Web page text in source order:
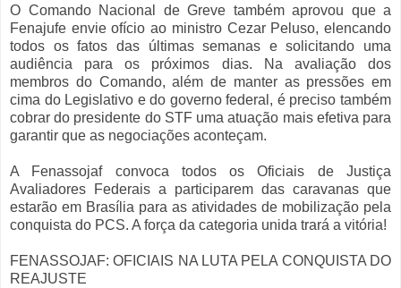
O Comando Nacional de Greve também aprovou que a
Fenajufe envie ofício ao ministro Cezar Peluso, elencando
todos os fatos das últimas semanas e solicitando uma
audiência para os próximos dias. Na avaliação dos
membros do Comando, além de manter as pressões em
cima do Legislativo e do governo federal, é preciso também
cobrar do presidente do STF uma atuação mais efetiva para
garantir que as negociações aconteçam.
A Fenassojaf convoca todos os Oficiais de Justiça
Avaliadores Federais a participarem das caravanas que
estarão em Brasília para as atividades de mobilização pela
conquista do PCS. A força da categoria unida trará a vitória!
FENASSOJAF: OFICIAIS NA LUTA PELA CONQUISTA DO
REAJUSTE